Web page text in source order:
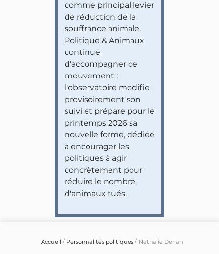
comme principal levier
de réduction de la
souffrance animale.
Politique & Animaux
continue
d'accompagner ce
mouvement :
l'observatoire modifie
provisoirement son
suivi et prépare pour le
printemps 2026 sa
nouvelle forme, dédiée
à encourager les
politiques à agir
concrètement pour
réduire le nombre
d'animaux tués.
Accueil Personnalités politiques Nathalie Dehan